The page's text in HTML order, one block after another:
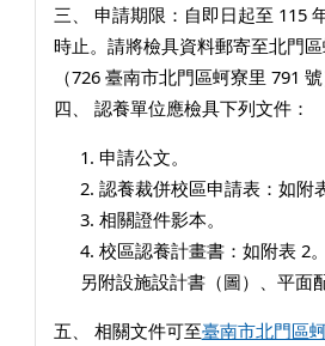
三、 申請期限：自即日起至 115
時止。請將檢具資料郵寄至北門
（726 臺南市北門區蚵寮里 791 號
四、 認養單位應檢具下列文件：
1. 申請公文。
2. 認養裁併校區申請表：如附
3. 相關證件影本。
4. 校區認養計畫書：如附表 2
另附設施設計書（圖）、平面
五、 相關文件可至臺南市北門區